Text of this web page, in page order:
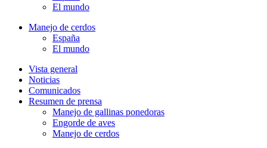
El mundo
Manejo de cerdos
España
El mundo
Vista general
Noticias
Comunicados
Resumen de prensa
Manejo de gallinas ponedoras
Engorde de aves
Manejo de cerdos